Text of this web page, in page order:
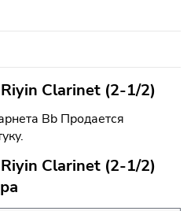
Clarinet (2-1/2)
Bb Продается
Clarinet (2-1/2)